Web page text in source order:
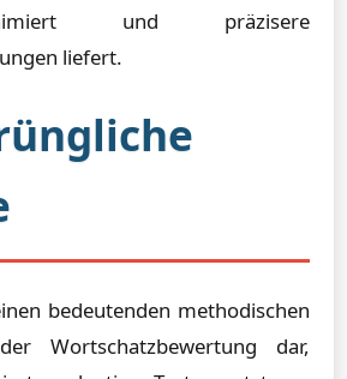
und präzisere
liefert.
bedeutenden methodischen
Wortschatzbewertung dar,